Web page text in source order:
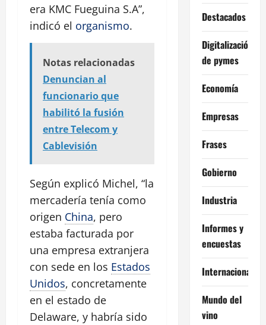
era KMC Fueguina S.A”,
indicó el organismo.
Notas relacionadas
Denuncian al
funcionario que
habilitó la fusión
entre Telecom y
Cablevisión
Según explicó Michel, “la
mercadería tenía como
origen China, pero
estaba facturada por
una empresa extranjera
con sede en los Estados
Unidos, concretamente
en el estado de
Delaware, y habría sido
Destacados
Digitalización
de pymes
Economía
Empresas
Frases
Gobierno
Industria
Informes y
encuestas
Internacional
Mundo del
vino